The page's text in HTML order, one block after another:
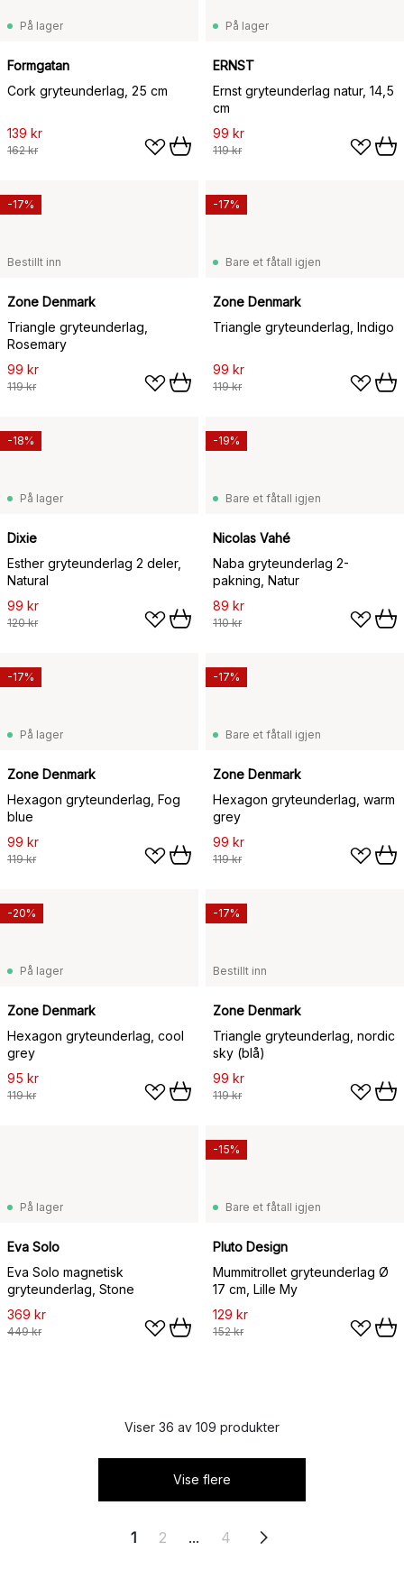
På lager
Formgatan
Cork gryteunderlag, 25 cm
139 kr
162 kr
På lager
ERNST
Ernst gryteunderlag natur, 14,5
cm
99 kr
119 kr
Bestillt inn
Zone Denmark
Triangle gryteunderlag,
Rosemary
99 kr
119 kr
-17%
Bare et fåtall igjen
Zone Denmark
Triangle gryteunderlag, Indigo
99 kr
119 kr
-17%
På lager
Dixie
Esther gryteunderlag 2 deler,
Natural
99 kr
120 kr
-18%
Bare et fåtall igjen
Nicolas Vahé
Naba gryteunderlag 2-
pakning, Natur
89 kr
110 kr
-19%
På lager
Zone Denmark
Hexagon gryteunderlag, Fog
blue
99 kr
119 kr
-17%
Bare et fåtall igjen
Zone Denmark
Hexagon gryteunderlag, warm
grey
99 kr
119 kr
-17%
På lager
Zone Denmark
Hexagon gryteunderlag, cool
grey
95 kr
119 kr
-20%
Bestillt inn
Zone Denmark
Triangle gryteunderlag, nordic
sky (blå)
99 kr
119 kr
-17%
På lager
Eva Solo
Eva Solo magnetisk
gryteunderlag, Stone
369 kr
449 kr
Bare et fåtall igjen
Pluto Design
Mummitrollet gryteunderlag Ø
17 cm, Lille My
129 kr
152 kr
-15%
Viser 36 av 109 produkter
Vise flere
1 2 ... 4